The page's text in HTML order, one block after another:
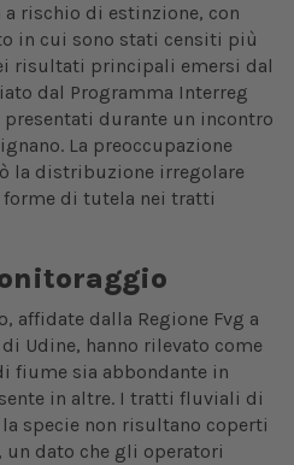
a rischio di estinzione, con
in cui sono stati censiti più
risultati principali emersi dal
dal Programma Interreg
presentati durante un incontro
La preoccupazione
la distribuzione irregolare
forme di tutela nei tratti
affidate dalla Regione Fvg a
Udine, hanno rilevato come
fiume sia abbondante in
in altre. I tratti fluviali di
specie non risultano coperti
dato che gli operatori